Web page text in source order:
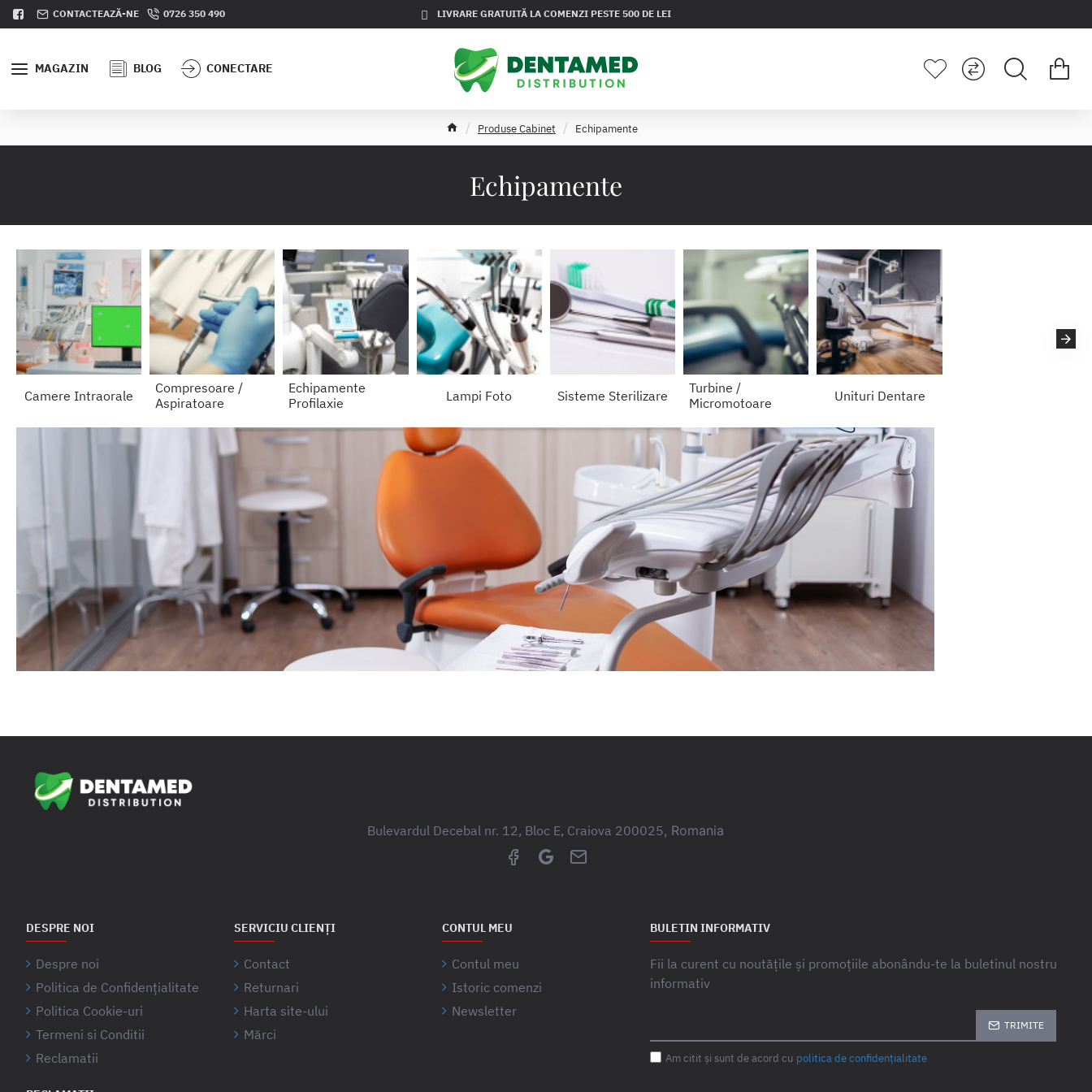
CONTACTEAZĂ-NE 0726 350 490 LIVRARE GRATUITĂ LA COMENZI PESTE 500 DE LEI
MAGAZIN BLOG CONECTARE
Echipamente
o
Produse Cabinet Echipamente
Camere Intraorale
Compresoare /
Aspiratoare
Echipamente
Profilaxie
Lampi Foto Sisteme Sterilizare
Turbine /
Micromotoare
Unituri Dentare
Bulevardul Decebal nr. 12, Bloc E, Craiova 200025, Romania
DESPRE NOI
Despre noi
Politica de Confidențialitate
Politica Cookie-uri
Termeni si Conditii
Reclamatii
SERVICIU CLIENȚI
Contact
Returnari
Harta site-ului
Mărci
CONTUL MEU
Contul meu
Istoric comenzi
Newsletter
BULETIN INFORMATIV
Fii la curent cu noutățile și promoțiile abonându-te la buletinul nostru
informativ
TRIMITE
Am citit şi sunt de acord cu politica de confidențialitate